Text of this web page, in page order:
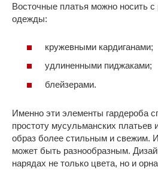
Восточные платья можно носить
одежды:
кружевными кардиганами;
удлиненными пиджаками;
блейзерами.
Именно эти элементы гардероба
простоту мусульманских платьев
образ более стильным и свежим.
может быть разнообразным.
нарядах не только цвета, но и